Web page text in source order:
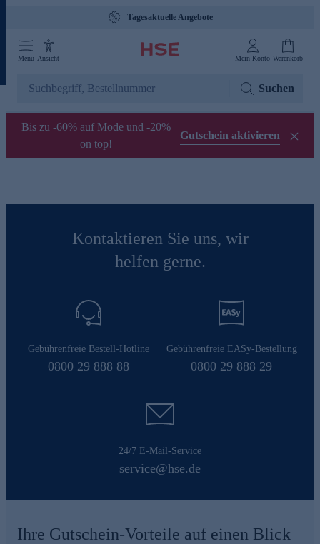
Tagesaktuelle Angebote
Menü Ansicht Mein Konto Warenkorb
Suchen
Bis zu -60% auf Mode und -20%
on top!
Gutschein aktivieren
Kontaktieren Sie uns, wir
helfen gerne.
Gebührenfreie Bestell-Hotline
0800 29 888 88
Gebührenfreie EASy-Bestellung
0800 29 888 29
24/7 E-Mail-Service
service@hse.de
Ihre Gutschein-Vorteile auf einen Blick